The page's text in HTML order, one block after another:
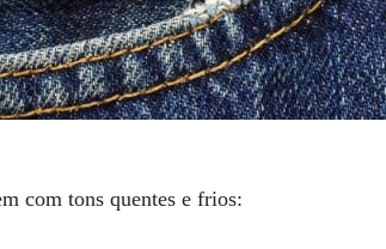
com tons quentes e frios: